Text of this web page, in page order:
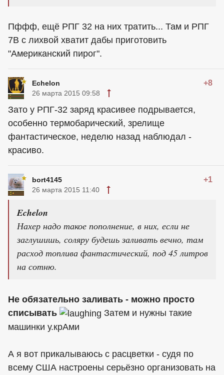
Пффф, ещё РПГ 32 на них тратить... Там и РПГ
7В с лихвой хватит дабы приготовить
"Американский пирог".
Echelon +8
26 марта 2015 09:58
Зато у РПГ-32 заряд красивее подрывается,
особенно термобарический, зрелище
фантастическое, неделю назад наблюдал -
красиво.
bort4145 +1
26 марта 2015 11:40
Echelon
Нахер надо такое пополнение, в них, если не
заглушишь, соляру будешь заливать вечно, там
расход топлива фантастический, под 45 литров
на сотню.
Не обязательно заливать - можно просто
списывать
Затем и нужны такие
машинки у.крАми
А я вот прикалываюсь с расцветки - судя по
всему США настроены серьёзно организовать на